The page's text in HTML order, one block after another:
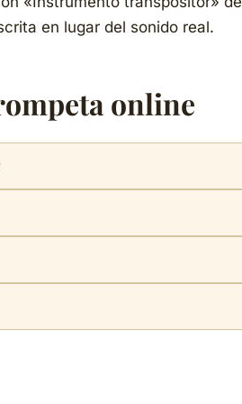
en lugar del sonido real.
online
sonido real (concert pitch), no la
el tono; retirarla lo sube.
objetivo.